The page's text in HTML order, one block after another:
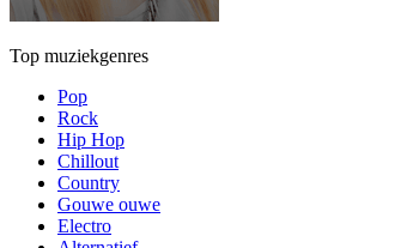
Top muziekgenres
Pop
Rock
Hip Hop
Chillout
Country
Gouwe ouwe
Electro